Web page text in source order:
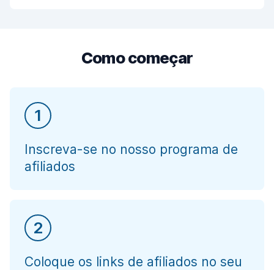
Como começar
1
Inscreva-se no nosso programa de
afiliados
2
Coloque os links de afiliados no seu